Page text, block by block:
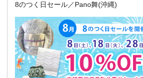
8のつく日セール／Pano舞(沖縄)